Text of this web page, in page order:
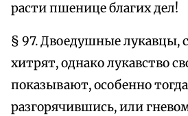
расти пшенице благих дел!
§ 97. Двоедушные лукавцы,
хитрят, однако лукавство
показывают, особенно
разгорячившись, или